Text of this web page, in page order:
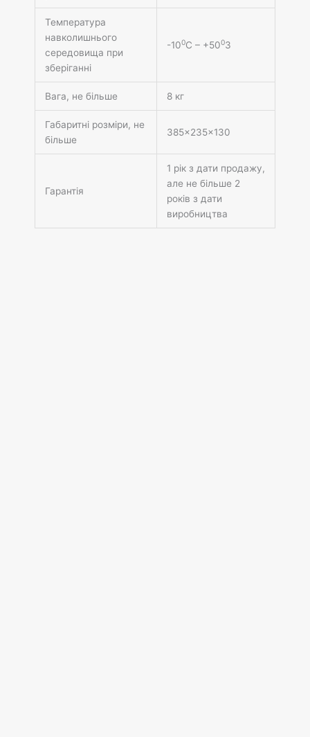
Температура
навколишнього
середовища при
зберіганні
-100С – +500З
Вага, не більше 8 кг
Габаритні розміри, не
більше
385x235x130
Гарантія
1 рік з дати продажу,
але не більше 2
років з дати
виробництва